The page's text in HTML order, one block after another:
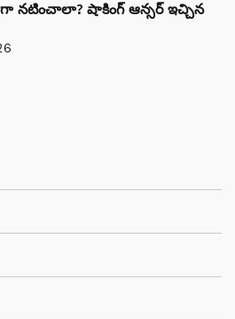
నటించాలా? షాకింగ్ ఆన్సర్ ఇచ్చిన